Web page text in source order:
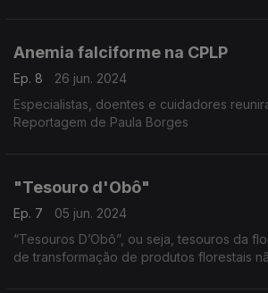
Anemia falciforme na CPLP
Ep. 8
26 jun. 2024
Especialistas, doentes e cuidadores
Reportagem de Paula Borges
"Tesouro d'Obô"
Ep. 7
05 jun. 2024
“Tesouros D’Obô”, ou seja, tesouros da
de transformação de produtos florestais